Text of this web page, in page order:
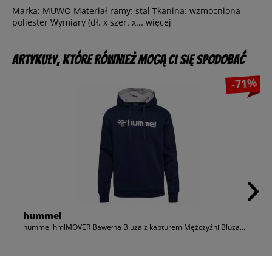
Marka: MUWO Materiał ramy: stal Tkanina: wzmocniona
poliester Wymiary (dł. x szer. x... więcej
Artykuły, które również mogą Ci się spodobać
-71%
hummel
hummel hmlMOVER Bawełna Bluza z kapturem Mężczyźni Bluza...